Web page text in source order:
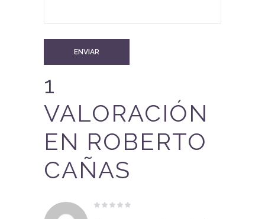
1
VALORACIÓN
EN ROBERTO
CAÑAS